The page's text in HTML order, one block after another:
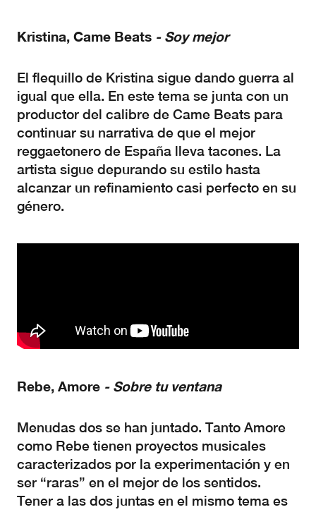
Kristina, Came Beats - Soy mejor
El flequillo de Kristina sigue dando guerra al
igual que ella. En este tema se junta con un
productor del calibre de Came Beats para
continuar su narrativa de que el mejor
reggaetonero de España lleva tacones. La
artista sigue depurando su estilo hasta
alcanzar un refinamiento casi perfecto en su
género.
Rebe, Amore - Sobre tu ventana
Menudas dos se han juntado. Tanto Amore
como Rebe tienen proyectos musicales
caracterizados por la experimentación y en
ser “raras” en el mejor de los sentidos.
Tener a las dos juntas en el mismo tema es